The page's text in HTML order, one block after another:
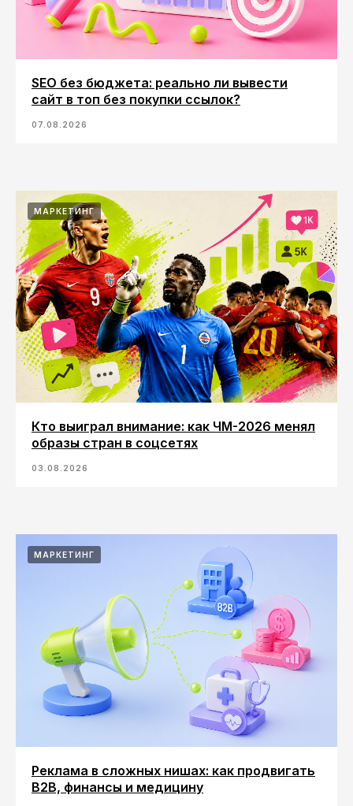
SEO без бюджета: реально ли вывести
сайт в топ без покупки ссылок?
07.08.2026
МАРКЕТИНГ
Кто выиграл внимание: как ЧМ-2026 менял
образы стран в соцсетях
03.08.2026
МАРКЕТИНГ
Реклама в сложных нишах: как продвигать
B2B, финансы и медицину